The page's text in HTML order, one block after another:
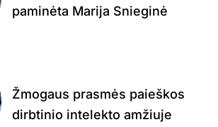
paminėta Marija Snieginė
Žmogaus prasmės paieškos
dirbtinio intelekto amžiuje